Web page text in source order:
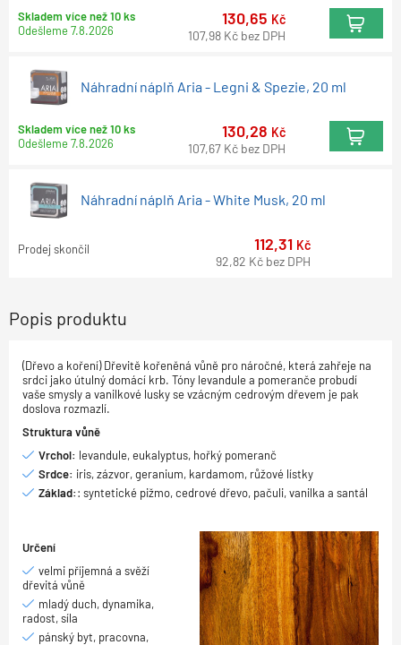
Skladem více než 10 ks
Odešleme7.8.2026
130,65 Kč
107,98 Kč bez DPH
Náhradní náplň Aria - Legni & Spezie, 20 ml
Skladem více než 10 ks
Odešleme7.8.2026
130,28 Kč
107,67 Kč bez DPH
Náhradní náplň Aria - White Musk, 20 ml
Prodej skončil 112,31 Kč
92,82 Kč bez DPH
Popis produktu
(Dřevo a koření) Dřevitě kořeněná vůně pro náročné, která zahřeje na
srdci jako útulný domácí krb. Tóny levandule a pomeranče probudí
vaše smysly a vanilkové lusky se vzácným cedrovým dřevem je pak
doslova rozmazlí.
Struktura vůně
Vrchol: levandule, eukalyptus, hořký pomeranč
Srdce: iris, zázvor, geranium, kardamom, růžové lístky
Základ:: syntetické pižmo, cedrové dřevo, pačuli, vanilka a santál
Určení
velmi příjemná a svěží
dřevitá vůně
mladý duch, dynamika,
radost, síla
pánský byt, pracovna,